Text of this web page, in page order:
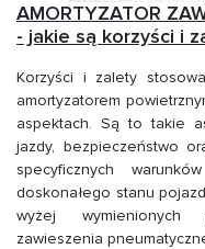
AMORTYZATOR
- jakie są korzyści i
Korzyści i zalety
amortyzatorem
aspektach. Są to takie
jazdy, bezpieczeństwo
specyficznych
doskonałego stanu
wyżej wymienionych
zawieszenia